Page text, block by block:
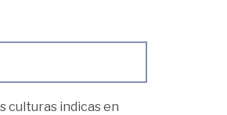
culturas indicas en